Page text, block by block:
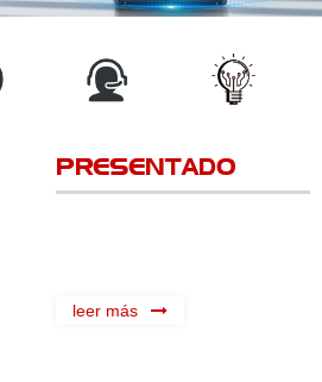
PRESENTADO
leer más